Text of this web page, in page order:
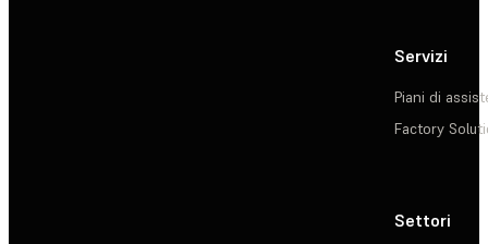
Servizi
Piani di
Factory
Settori